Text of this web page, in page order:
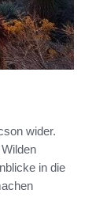
wider.
in die